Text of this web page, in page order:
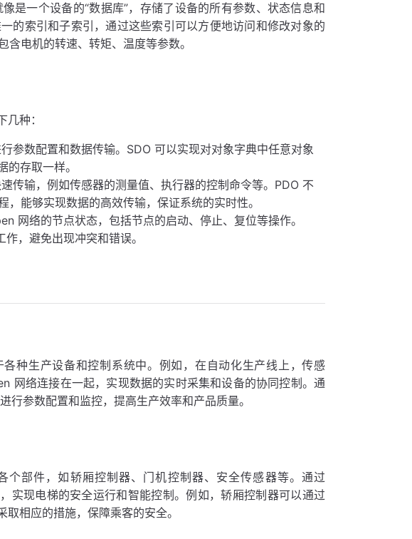
是一个设备的“数据库”，存储了设备的所有参数、状态信息和
的索引和子索引，通过这些索引可以方便地访问和修改对象的
电机的转速、转矩、温度等参数。
种：
参数配置和数据传输。SDO 可以实现对对象字典中任意对象
的存取一样。
传输，例如传感器的测量值、执行器的控制命令等。PDO 不
能够实现数据的高效传输，保证系统的实时性。
网络的节点状态，包括节点的启动、停止、复位等操作。
，避免出现冲突和错误。
种生产设备和控制系统中。例如，在自动化生产线上，传感
网络连接在一起，实现数据的实时采集和设备的协同控制。通
参数配置和监控，提高生产效率和产品质量。
个部件，如轿厢控制器、门机控制器、安全传感器等。通过
实现电梯的安全运行和智能控制。例如，轿厢控制器可以通过
相应的措施，保障乘客的安全。